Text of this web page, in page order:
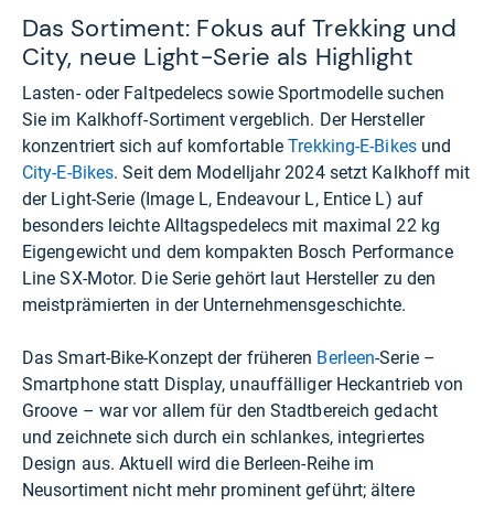
Das Sortiment: Fokus auf Trekking und
City, neue Light-Serie als Highlight
Lasten- oder Faltpedelecs sowie Sportmodelle suchen
Sie im Kalkhoff-Sortiment vergeblich. Der Hersteller
konzentriert sich auf komfortableTrekking-E-Bikesund
City-E-Bikes. Seit dem Modelljahr 2024 setzt Kalkhoff mit
der Light-Serie (Image L, Endeavour L, Entice L) auf
besonders leichte Alltagspedelecs mit maximal 22 kg
Eigengewicht und dem kompakten Bosch Performance
Line SX-Motor. Die Serie gehört laut Hersteller zu den
meistprämierten in der Unternehmensgeschichte.
Das Smart-Bike-Konzept der früheren Berleen-Serie –
Smartphone statt Display, unauffälliger Heckantrieb von
Groove – war vor allem für den Stadtbereich gedacht
und zeichnete sich durch ein schlankes, integriertes
Design aus. Aktuell wird die Berleen-Reihe im
Neusortiment nicht mehr prominent geführt; ältere